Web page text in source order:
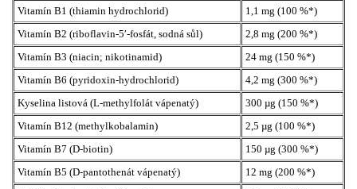
Vitamín B1 (thiamin hydrochlorid)
1,1 mg (100 %*)
Vitamín B2 (riboflavin-5′-fosfát, sodná sůl)
2,8 mg (200 %*)
Vitamín B3 (niacin; nikotinamid)
24 mg (150 %*)
Vitamín B6 (pyridoxin-hydrochlorid)
4,2 mg (300 %*)
Kyselina listová (L-methylfolát vápenatý)
300 µg (150 %*)
Vitamín B12 (methylkobalamin)
2,5 µg (100 %*)
Vitamín B7 (D-biotin)
150 µg (300 %*)
Vitamín B5 (D-pantothenát vápenatý)
12 mg (200 %*)